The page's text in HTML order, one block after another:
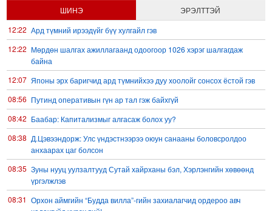
ШИНЭ
ЭРЭЛТТЭЙ
12:22 Ард түмний ирээдүйг бүү хулгайл гэв
12:22 Мөрдөн шалгах ажиллагаанд одоогоор 1026 хэрэг шалгагдаж
байна
12:07 Японы эрх баригчид ард түмнийхээ дуу хоолойг сонсох ёстой гэв
08:56 Путинд оперативын гүн ар тал гэж байхгүй
08:42 Баабар: Капитализмыг алгасаж болох уу?
08:38 Д.Цэвээндорж: Улс үндэстнээрээ оюун санааны боловсролдоо
анхаарах цаг болсон
08:35 Зуны нууц уулзалтууд Сутай хайрханы бэл, Хэрлэнгийн хөвөөнд
үргэлжлэв
08:31 Орхон аймгийн “Будда вилла”-гийн захиалагчид ордероо авч